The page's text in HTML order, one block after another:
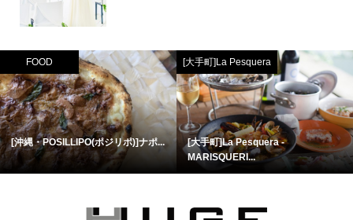
FOOD
[沖縄・POSILLIPO(ポジリポ)]ナポ...
[大手町]La Pesquera
[大手町]La Pesquera -
MARISQUERI...